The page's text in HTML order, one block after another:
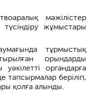
мәжілістер
түсіндіру жұмыстары
тұрмыстық
орындарды
органдарға
тапсырмалар беріліп,
қолға алынды.